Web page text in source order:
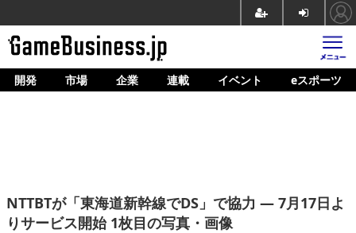
ホーム
企業動向
開発 市場 企業 連載 イベント eスポーツ
NTTBTが「東海道新幹線でDS」で協力 ― 7月17日よ
りサービス開始 1枚目の写真・画像